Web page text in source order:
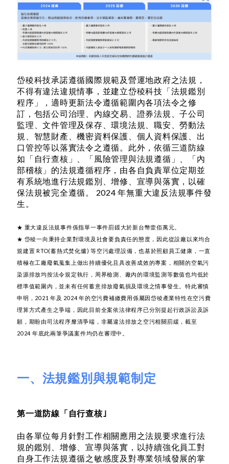
岱稜科技承諾遵循國際規範及營運地政府之法規，
不得有違法違規情事，並建立岱稜科技「法規鑑別
程序」，適時更新法令遵循範圍內各項法令之修
訂，包括公司治理、內線交易、證券法規、子公司
監理、文件管理及保存、環境法規、職安、勞動法
規、智慧財產、機密資料保護、個人資料保護、出
口管控等以落實法令之遵循。此外，依循三道防線
如「自行查核」、「風險管理與法規遵循」、「內
部稽核」的法規遵循程序，由各自負責單位定期並
有系統地進行法規鑑別、增修、宣導與落實，以確
保法規被完全遵循。 2024 年無重大違反法規事件發
生。
★ 重大違反法規事件係指單一事件罰鍰大於新台幣壹佰萬元。
★ 岱稜一向秉持企業對環境及社會要負責任的態度，因此從設廠以來均合
規建置 RTO(蓄熱式焚化爐) 等空污處理設備，也基於照顧員工健康，一直
積極在工廠廢氣蒐集上做出持續優化且具改善成效的專案，相關的空氣污
染源排放均按法令規定執行，周界檢測、廠內的環境監測等數值也均低於
標準值範圍內，並未有任何蓄意排放廢氣損及環境之情事發生。特此審慎
申明，2021 年及 2024 年的空污費補繳費用係屬因岱稜產業特性在空污費
理算方式產生之爭端，因此目前全案依法律程序已分別提起行政訴訟及訴
願，期盼由司法程序釐清爭端，非屬違法排放之空污相關罰緩，截至
2024 年底此兩筆爭議案件均仍在審理中。
一、法規鑑別與規範制定
第一道防線「自行查核｣
由各單位每月針對工作相關應用之法規要求進行法
規的鑑別、增修、宣導與落實，以持續強化員工對
自身工作法規遵循之敏感度及對專業領域發展的掌